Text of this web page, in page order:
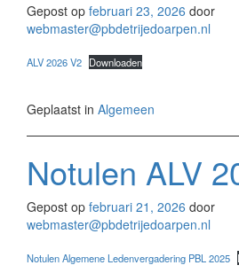
Gepost op februari 23, 2026 door
webmaster@pbdetrijedoarpen.nl
ALV 2026 V2 Downloaden
Geplaatst in Algemeen
Notulen ALV
Gepost op februari 21, 2026 door
webmaster@pbdetrijedoarpen.nl
Notulen Algemene Ledenvergadering PBL 2025